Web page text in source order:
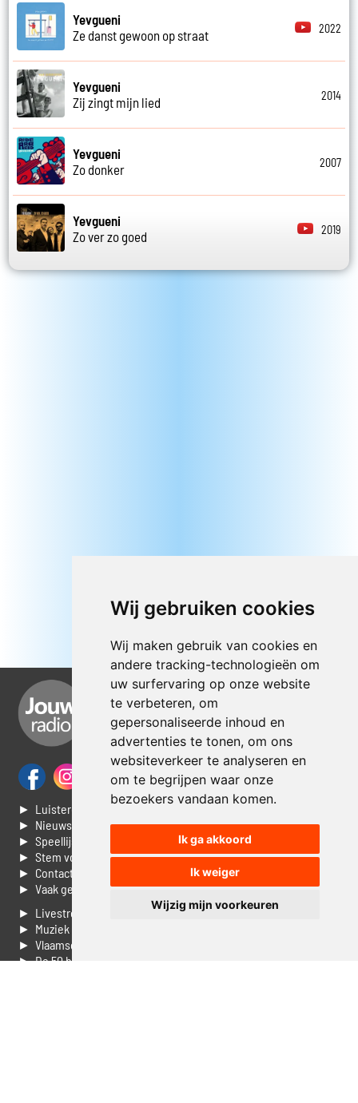
Wij gebruiken cookies
Wij maken gebruik van cookies en
andere tracking-technologieën om
uw surfervaring op onze website
te verbeteren, om
gepersonaliseerde inhoud en
advertenties te tonen, om ons
websiteverkeer te analyseren en
om te begrijpen waar onze
bezoekers vandaan komen.
Ik ga akkoord
Ik weiger
Wijzig mijn voorkeuren
Yevgueni
Ze danst gewoon op straat
2022
Yevgueni
Zij zingt mijn lied
2014
Yevgueni
Zo donker
2007
Yevgueni
Zo ver zo goed
2019
► Luisteren naar Jouwradio
► Nieuws
► Speellijst
► Stem voor de Dag top 3
► Contacteer ons
► Vaak gestelde vragen
► Livestream informatie
► Muziek opzoeken
► Vlaamse 100 Aller tijden
► De 50 beste van...